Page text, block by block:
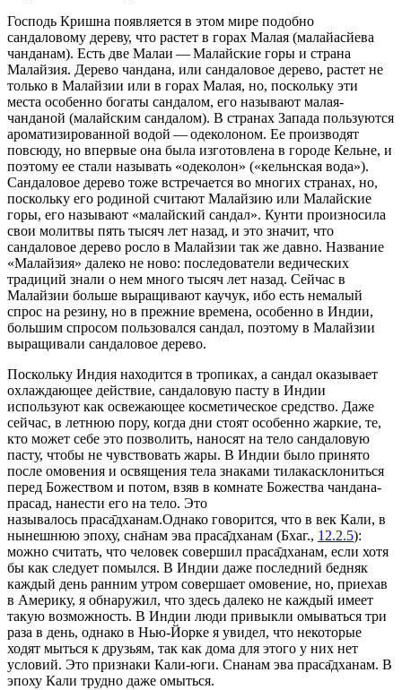
Господь Кришна появляется в этом мире подобно
сандаловому дереву, что растет в горах Малая (малайасйева
чанданам). Есть две Малаи — Малайские горы и страна
Малайзия. Дерево чандана, или сандаловое дерево, растет не
только в Малайзии или в горах Малая, но, поскольку эти
места особенно богаты сандалом, его называют малая-
чанданой (малайским сандалом). В странах Запада пользуются
ароматизированной водой — одеколоном. Ее производят
повсюду, но впервые она была изготовлена в городе Кельне, и
поэтому ее стали называть «одеколон» («кельнская вода»).
Сандаловое дерево тоже встречается во многих странах, но,
поскольку его родиной считают Малайзию или Малайские
горы, его называют «малайский сандал». Кунти произносила
свои молитвы пять тысяч лет назад, и это значит, что
сандаловое дерево росло в Малайзии так же давно. Название
«Малайзия» далеко не ново: последователи ведических
традиций знали о нем много тысяч лет назад. Сейчас в
Малайзии больше выращивают каучук, ибо есть немалый
спрос на резину, но в прежние времена, особенно в Индии,
большим спросом пользовался сандал, поэтому в Малайзии
выращивали сандаловое дерево.
Поскольку Индия находится в тропиках, а сандал оказывает
охлаждающее действие, сандаловую пасту в Индии
используют как освежающее косметическое средство. Даже
сейчас, в летнюю пору, когда дни стоят особенно жаркие, те,
кто может себе это позволить, наносят на тело сандаловую
пасту, чтобы не чувствовать жары. В Индии было принято
после омовения и освящения тела знаками тилакасклониться
перед Божеством и потом, взяв в комнате Божества чандана-
прасад, нанести его на тело. Это
называлось праса̄дханам.Однако говорится, что в век Кали, в
нынешнюю эпоху, сна̄нам эва праса̄дханам (Бхаг., 12.2.5):
можно считать, что человек совершил праса̄дханам, если хотя
бы как следует помылся. В Индии даже последний бедняк
каждый день ранним утром совершает омовение, но, приехав
в Америку, я обнаружил, что здесь далеко не каждый имеет
такую возможность. В Индии люди привыкли омываться три
раза в день, однако в Нью-Йорке я увидел, что некоторые
ходят мыться к друзьям, так как дома для этого у них нет
условий. Это признаки Кали-юги. Снанам эва праса̄дханам. В
эпоху Кали трудно даже омыться.